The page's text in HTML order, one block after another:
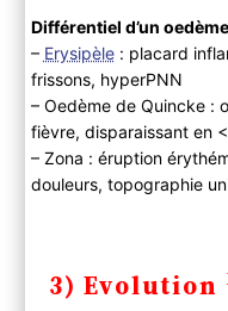
Différentiel d’un
– Erysipèle: placard
frissons, hyperPNN
– Oedème de Quincke :
fièvre, disparaissant en
– Zona : éruption
douleurs, topographie
3) Evolution